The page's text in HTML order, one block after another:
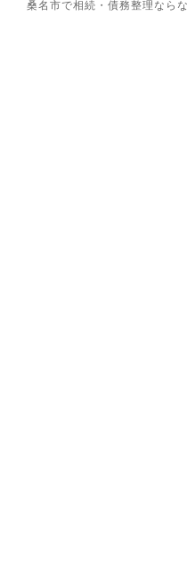
桑名市で相続・債務整理なら